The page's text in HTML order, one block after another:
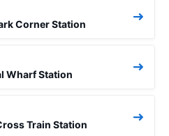
Corner Station
Wharf Station
Train Station